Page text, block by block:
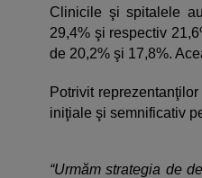
Clinicile şi spitalele
29,4% şi respectiv
de 20,2% şi 17,8%.
Potrivit
iniţiale şi semnificativ
“Urmăm strategia de